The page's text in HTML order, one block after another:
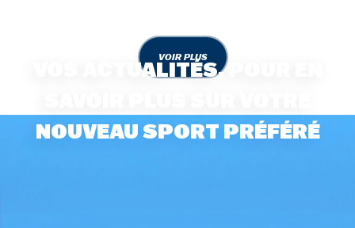
VOIR PLUS
VOS ACTUALITÉS, POUR EN
NOUVEAU SPORT PRÉFÉRÉ